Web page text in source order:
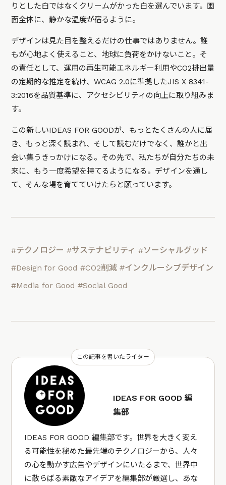
りとした白ではなくクリームがかった白を選んでいます。画
面全体に、静かな温度が宿るように。
デザインは見た目を整えるだけの仕事ではありません。誰
もが心地よく使えること、地球に負荷をかけないこと。そ
の責任として、運用の再生可能エネルギー利用やCO2排出量
の定期的な推定を続け、WCAG 2.0に準拠したJIS X 8341-
3:2016を品質基準に、アクセシビリティの向上に取り組みま
す。
この新しいIDEAS FOR GOODが、もっとたくさんの人に届
き、もっと深く読まれ、そして読むだけでなく、誰かと出
会い集うきっかけになる。その先で、私たちが自分たちの未
来に、もう一度希望を持てるようになる。デザインを通し
て、そんな場を育てていけたらと願っています。
#テクノロジー #サステナビリティ #ソーシャルグッド
#Design for Good #CO2削減 #インクルーシブデザイン
#Media for Good #Social Good
この記事を書いたライター
IDEAS FOR GOOD 編
集部
IDEAS FOR GOOD 編集部です。世界を大きく変え
る可能性を秘めた最先端のテクノロジーから、人々
の心を動かす広告やデザインにいたるまで、世界中
に散らばる素敵なアイデアを編集部が厳選し、あな